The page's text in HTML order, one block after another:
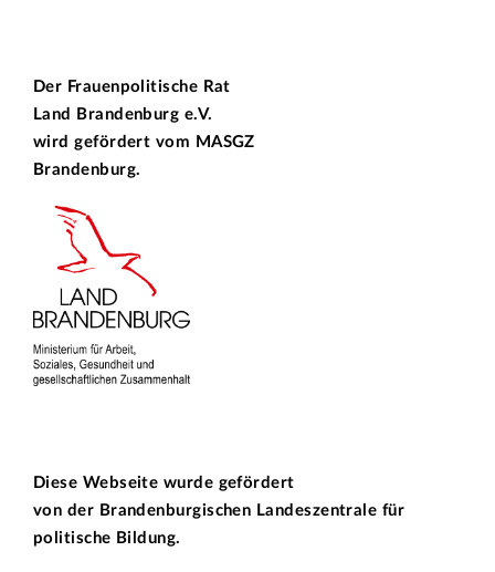
Der Frauenpolitische Rat
Land Brandenburg e.V.
wird gefördert vom MASGZ
Brandenburg.
Diese Webseite wurde gefördert
von der Brandenburgischen Landeszentrale für
politische Bildung.